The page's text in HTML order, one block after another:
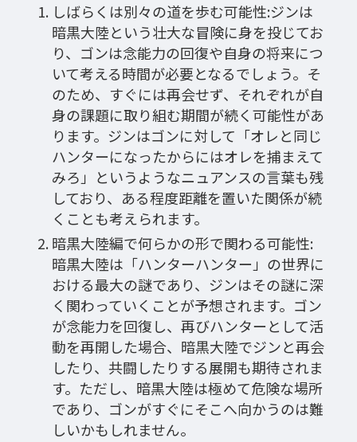
しばらくは別々の道を歩む可能性:ジンは
暗黒大陸という壮大な冒険に身を投じてお
り、ゴンは念能力の回復や自身の将来につ
いて考える時間が必要となるでしょう。そ
のため、すぐには再会せず、それぞれが自
身の課題に取り組む期間が続く可能性があ
ります。ジンはゴンに対して「オレと同じ
ハンターになったからにはオレを捕まえて
みろ」というようなニュアンスの言葉も残
しており、ある程度距離を置いた関係が続
くことも考えられます。
暗黒大陸編で何らかの形で関わる可能性:
暗黒大陸は「ハンターハンター」の世界に
おける最大の謎であり、ジンはその謎に深
く関わっていくことが予想されます。ゴン
が念能力を回復し、再びハンターとして活
動を再開した場合、暗黒大陸でジンと再会
したり、共闘したりする展開も期待されま
す。ただし、暗黒大陸は極めて危険な場所
であり、ゴンがすぐにそこへ向かうのは難
しいかもしれません。